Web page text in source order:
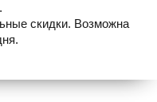
скидки. Возможна